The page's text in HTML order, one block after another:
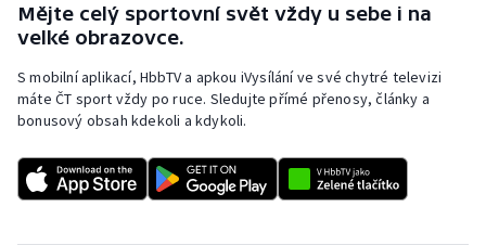
Mějte celý sportovní svět vždy u sebe i na
velké obrazovce.
S mobilní aplikací, HbbTV a apkou iVysílání ve své chytré televizi
máte ČT sport vždy po ruce. Sledujte přímé přenosy, články a
bonusový obsah kdekoli a kdykoli.